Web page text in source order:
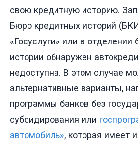
свою кредитную историю.
Бюро кредитных историй
«Госуслуги» или в отделении
истории обнаружен
недоступна. В этом случае
альтернативные варианты,
программы банков без
субсидирования или
автомобиль», которая имеет